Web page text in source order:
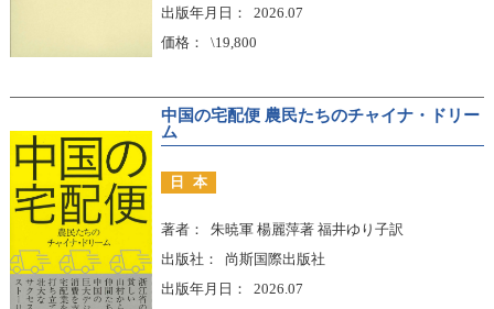
出版年月日
2026.07
価格
\19,800
中国の宅配便 農民たちのチャイナ・ドリー
ム
日本
著者
朱暁軍 楊麗萍著 福井ゆり子訳
出版社
尚斯国際出版社
出版年月日
2026.07